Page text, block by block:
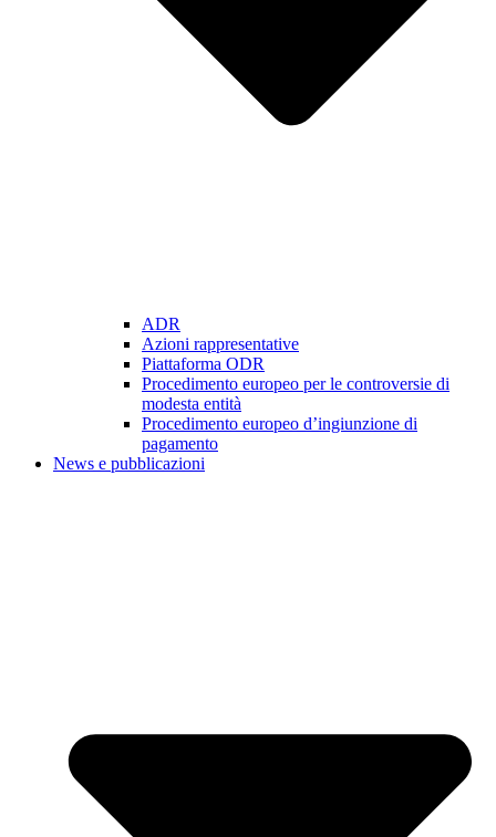
ADR
Azioni rappresentative
Piattaforma ODR
Procedimento europeo per le controversie di
modesta entità
Procedimento europeo d’ingiunzione di
pagamento
News e pubblicazioni